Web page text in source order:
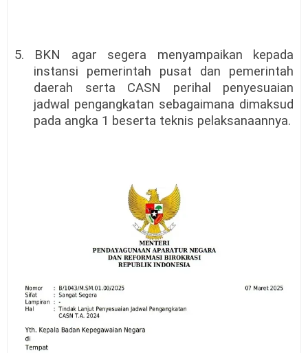
5. BKN agar segera menyampaikan kepada
instansi pemerintah pusat dan pemerintah
daerah serta CASN perihal penyesuaian
jadwal pengangkatan sebagaimana dimaksud
pada angka 1 beserta teknis pelaksanaannya.